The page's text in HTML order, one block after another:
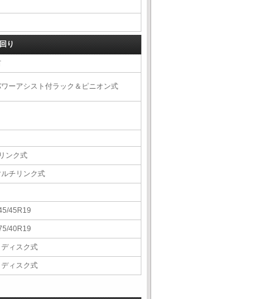
り
ーアシスト付ラック＆ピニオン式
ンク式
チリンク式
45R19
40R19
ィスク式
ィスク式